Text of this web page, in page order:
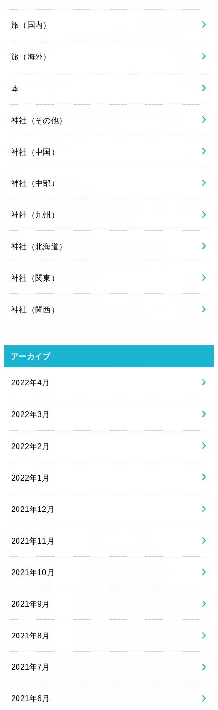
旅（国内）
旅（海外）
本
神社（その他）
神社（中国）
神社（中部）
神社（九州）
神社（北海道）
神社（関東）
神社（関西）
アーカイブ
2022年4月
2022年3月
2022年2月
2022年1月
2021年12月
2021年11月
2021年10月
2021年9月
2021年8月
2021年7月
2021年6月